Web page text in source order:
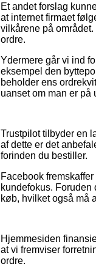
Et andet forslag
at internet firmaet
vilkårene på
ordre.
Ydermere går vi ind
eksempel den
beholder ens
uanset om man er på
Trustpilot tilbyder en
af dette er det
forinden du bestiller.
Facebook
kundefokus. Foruden
køb, hvilket også må
Hjemmesiden
at vi fremviser
ordre.